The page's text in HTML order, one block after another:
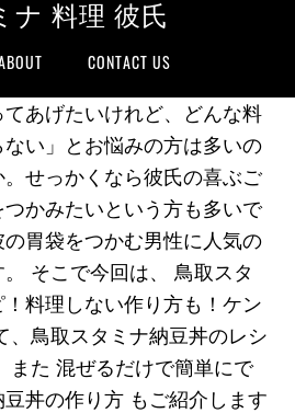
ナ 料理 彼氏
CONTACT US
てあげたいけれど、どんな料
い」とお悩みの方は多いの
せっかくなら彼氏の喜ぶご
かみたいという方も多いで
胃袋をつかむ男性に人気の
そこで今回は、 鳥取スタ
料理しない作り方も！ケン
、鳥取スタミナ納豆丼のレシ
また 混ぜるだけで簡単にで
丼の作り方 もご紹介します